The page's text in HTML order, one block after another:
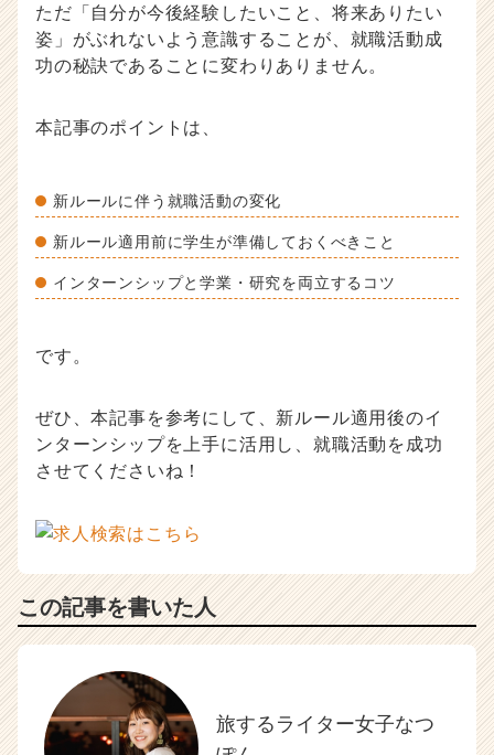
ただ「自分が今後経験したいこと、将来ありたい
姿」がぶれないよう意識することが、就職活動成
功の秘訣であることに変わりありません。
本記事のポイントは、
新ルールに伴う就職活動の変化
新ルール適用前に学生が準備しておくべきこと
インターンシップと学業・研究を両立するコツ
です。
ぜひ、本記事を参考にして、新ルール適用後のイ
ンターンシップを上手に活用し、就職活動を成功
させてくださいね！
この記事を書いた人
旅するライター女子なつ